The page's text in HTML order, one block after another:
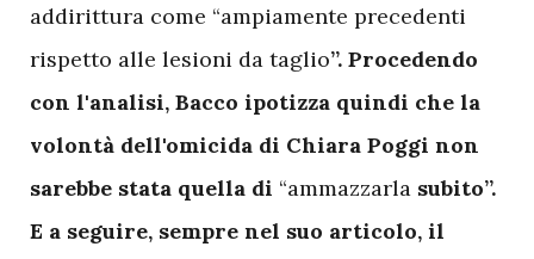
addirittura come “ampiamente precedenti
rispetto alle lesioni da taglio”. Procedendo
con l'analisi, Bacco ipotizza quindi che la
volontà dell'omicida di Chiara Poggi non
sarebbe stata quella di “ammazzarla subito”.
E a seguire, sempre nel suo articolo, il